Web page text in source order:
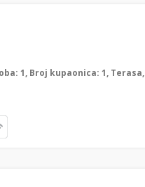
1, Broj kupaonica: 1, Terasa,